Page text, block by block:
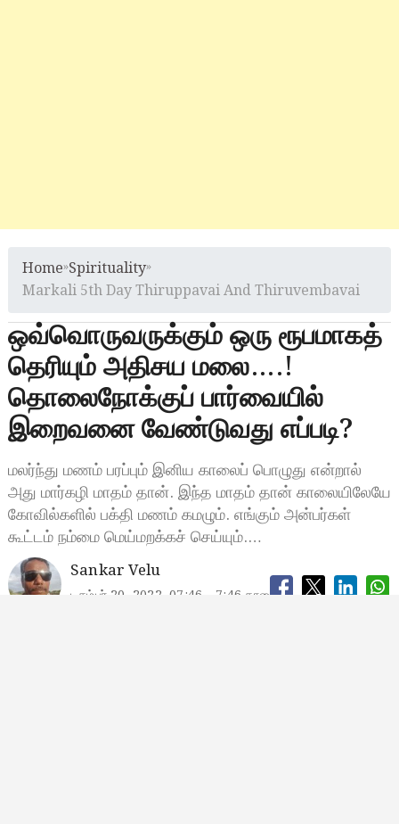
Home»Spirituality»
Markali 5th Day Thiruppavai And Thiruvembavai
ஒவ்வொருவருக்கும் ஒரு ரூபமாகத்
தெரியும் அதிசய மலை….!
தொலைநோக்குப் பார்வையில்
இறைவனை வேண்டுவது எப்படி?
மலர்ந்து மணம் பரப்பும் இனிய காலைப் பொழுது என்றால்
அது மார்கழி மாதம் தான். இந்த மாதம் தான் காலையிலேயே
கோவில்களில் பக்தி மணம் கமழும். எங்கும் அன்பர்கள்
கூட்டம் நம்மை மெய்மறக்கச் செய்யும்.…
Sankar Velu
டிசம்பர் 20, 2022, 07:46 7:46 காலை